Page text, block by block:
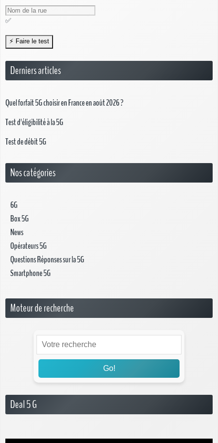
✅
Derniers articles
Quel forfait 5G choisir en France en août 2026 ?
Test d'éligibilité à la 5G
Test de débit 5G
Nos catégories
6G
Box 5G
News
Opérateurs 5G
Questions Réponses sur la 5G
Smartphone 5G
Moteur de recherche
Go!
Deal 5 G